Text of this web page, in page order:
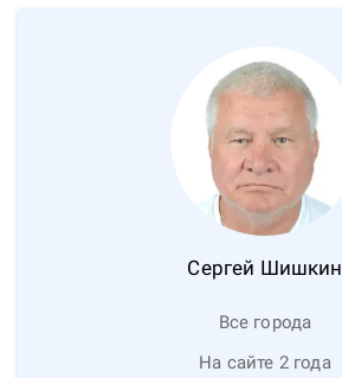
Сергей Шишкин
Все города
На сайте 2 года